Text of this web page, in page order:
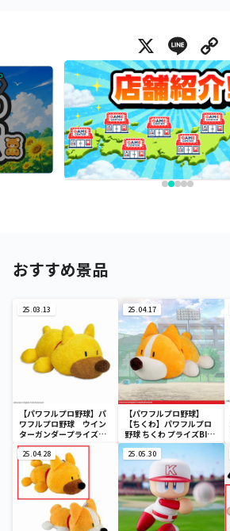
X Line
おすすめ景品
25.03.13
【パワフルプロ野球】パ
ワフルプロ野球 ウイン
ターガンダープライズ
BIGぬいぐるみ
25.04.17
【パワフルプロ野球】
【ちくわ】パワフルプロ
野球 ちくわ プライズBIG
ぬいぐるみ
25.04.28 25.05.30